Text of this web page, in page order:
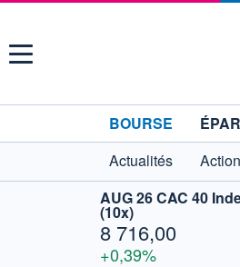
Menu
BOURSE
Actualités
AUG 26 CAC 40
(10x)
8 716,00
+0,39%